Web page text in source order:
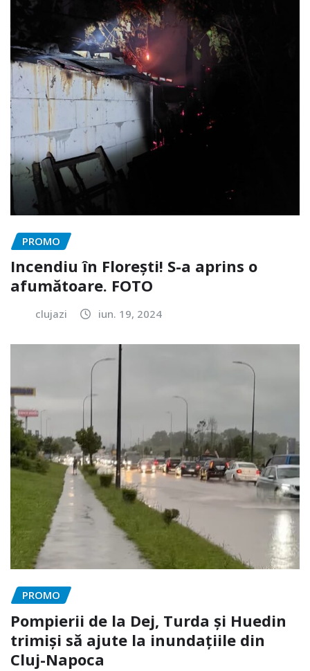
PROMO
Incendiu în Florești! S-a aprins o
afumătoare. FOTO
clujazi iun. 19, 2024
PROMO
Pompierii de la Dej, Turda și Huedin
trimiși să ajute la inundațiile din
Cluj-Napoca